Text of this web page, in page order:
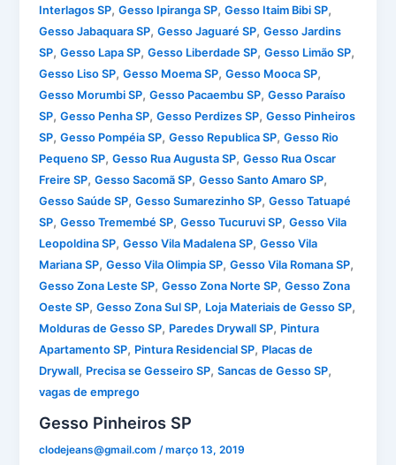
Interlagos SP,Gesso Ipiranga SP,Gesso Itaim Bibi SP,
Gesso Jabaquara SP,Gesso Jaguaré SP,Gesso Jardins
SP,Gesso Lapa SP,Gesso Liberdade SP,Gesso Limão SP,
Gesso Liso SP,Gesso Moema SP,Gesso Mooca SP,
Gesso Morumbi SP,Gesso Pacaembu SP,Gesso Paraíso
SP,Gesso Penha SP,Gesso Perdizes SP,Gesso Pinheiros
SP,Gesso Pompéia SP,Gesso Republica SP,Gesso Rio
Pequeno SP,Gesso Rua Augusta SP,Gesso Rua Oscar
Freire SP,Gesso Sacomã SP,Gesso Santo Amaro SP,
Gesso Saúde SP,Gesso Sumarezinho SP,Gesso Tatuapé
SP,Gesso Tremembé SP,Gesso Tucuruvi SP,Gesso Vila
Leopoldina SP,Gesso Vila Madalena SP,Gesso Vila
Mariana SP,Gesso Vila Olimpia SP,Gesso Vila Romana SP,
Gesso Zona Leste SP,Gesso Zona Norte SP,Gesso Zona
Oeste SP,Gesso Zona Sul SP, Loja Materiais de Gesso SP,
Molduras de Gesso SP, Paredes Drywall SP, Pintura
Apartamento SP, Pintura Residencial SP, Placas de
Drywall, Precisa se Gesseiro SP,Sancas de Gesso SP,
vagas de emprego
Gesso Pinheiros SP
clodejeans@gmail.com /março 13, 2019